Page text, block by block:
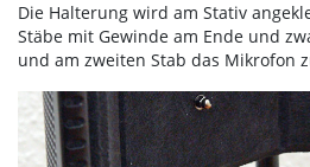
Die Halterung wird am Stativ
Stäbe mit Gewinde am Ende und
und am zweiten Stab das Mikrofon